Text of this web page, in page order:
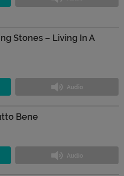
Stones – Living In A
Bene